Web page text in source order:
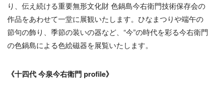
り、伝え続ける重要無形文化財 色鍋島今右衛門技術保存会の
作品をあわせて一堂に展観いたします。ひなまつりや端午の
節句の飾り、季節の装いの器など、“今”の時代を彩る今右衛門
の色鍋島による色絵磁器を展覧いたします。
《十四代 今泉今右衛門 profile》